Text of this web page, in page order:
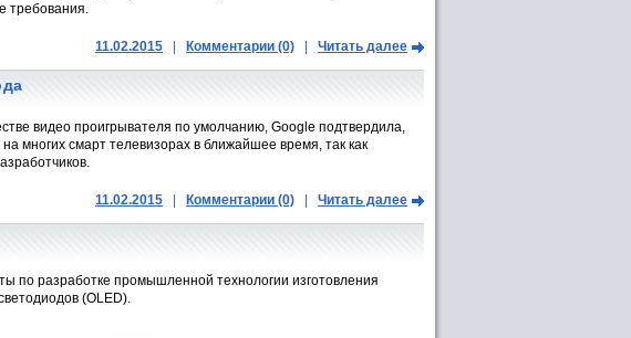
требования.
11.02.2015 Комментарии (0) Читать далее
видео проигрывателя по умолчанию, Google подтвердила,
многих смарт телевизорах в ближайшее время, так как
11.02.2015 Комментарии (0) Читать далее
по разработке промышленной технологии изготовления
(OLED).